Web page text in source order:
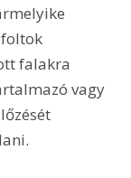
falakra
vagy